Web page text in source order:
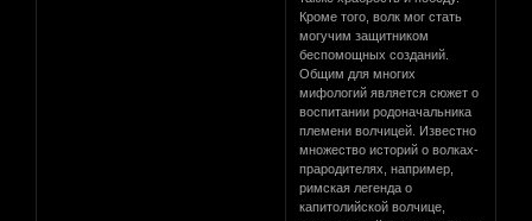
Кроме того, волк мог стать
могучим защитником
беспомощных созданий.
Общим для многих
мифологий является сюжет о
воспитании родоначальника
племени волчицей. Известно
множество историй о волках-
прародителях, например,
римская легенда о
капитолийской волчице,